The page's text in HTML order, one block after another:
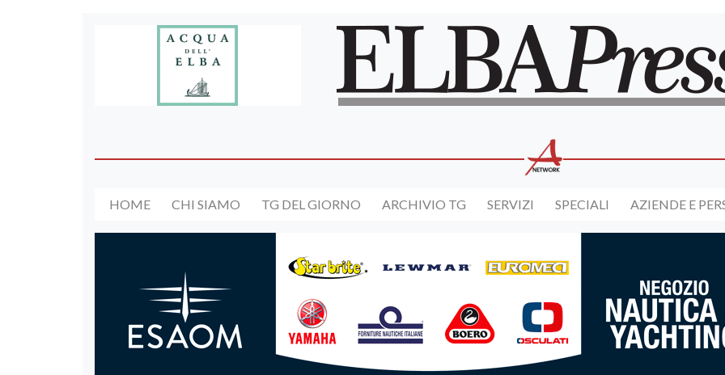
HOME CHI SIAMO TG DEL GIORNO ARCHIVIO TG SERVIZI SPECIALI AZIENDE E